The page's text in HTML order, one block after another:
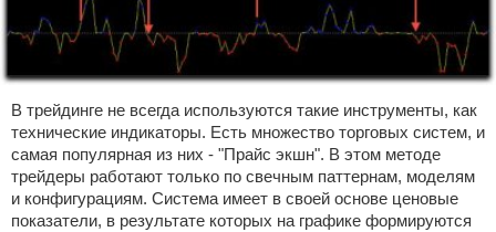
В трейдинге не всегда используются такие инструменты, как
технические индикаторы. Есть множество торговых систем, и
самая популярная из них - "Прайс экшн". В этом методе
трейдеры работают только по свечным паттернам, моделям
и конфигурациям. Система имеет в своей основе ценовые
показатели, в результате которых на графике формируются